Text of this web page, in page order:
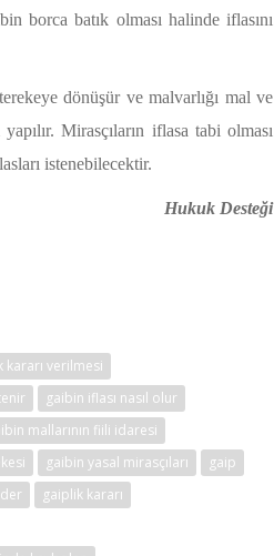
borca batık olması halinde iflasını
dönüşür ve malvarlığı mal ve
Mirasçıların iflasa tabi olması
istenebilecektir.
Hukuk Desteği
kararı verilmesi
gaibin iflası nasıl olur
mallarının fiili idaresi
gaibin yasal mirasçıları
gaip
gaiplik kararı